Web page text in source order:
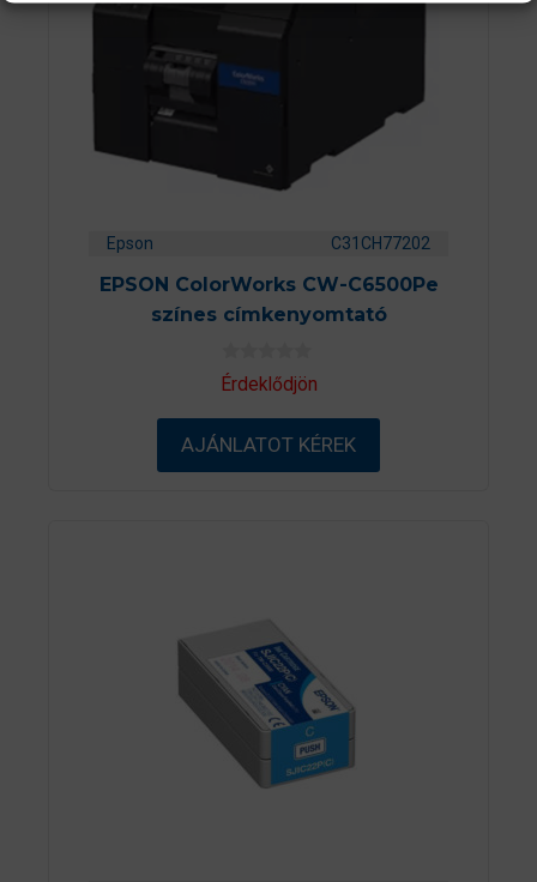
Epson C31CH77202
EPSON ColorWorks CW-C6500Pe
színes címkenyomtató
0
a
-
ő
Érdeklődjön
AJÁNLATOT KÉREK